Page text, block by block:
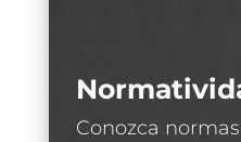
Conozca